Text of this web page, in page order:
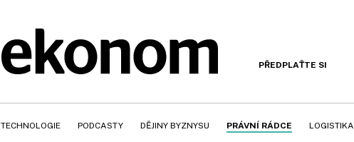
PŘEDPLAŤTE SI
TECHNOLOGIE PODCASTY DĚJINY BYZNYSU PRÁVNÍ RÁDCE LOGISTIKA